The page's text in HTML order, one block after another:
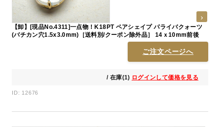
【卸】[現品No.4311]一点物！K18PT ペアシェイプ パライバクォーツ
(バチカン穴1.5x3.0mm)［送料別/クーポン除外品］ 14ｘ10mm前後
ご注文ページへ
/ 在庫(1) ログインして価格を見る
ID: 12676